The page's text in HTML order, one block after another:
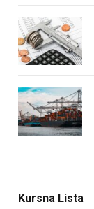
Kursna Lista